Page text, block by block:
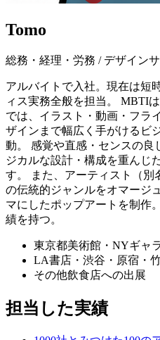
Tomo
総務・経理・労務 / デザイン
アルバイトで入社。現在は短
ィス実務全般を担当。 MBTI
では、イラスト・動画・フラ
ザインまで幅広く手がけるビ
動。 感覚や直感・センスの良
ジカルな設計・構成を重んじ
す。 また、アーティスト（別
の伝統的ジャンルをオマージ
マにしたポップアートを制作
績を持つ。
東京都美術館・NYギャ
LA書店・渋谷・原宿・
その他飲食店への出展
担当した実績